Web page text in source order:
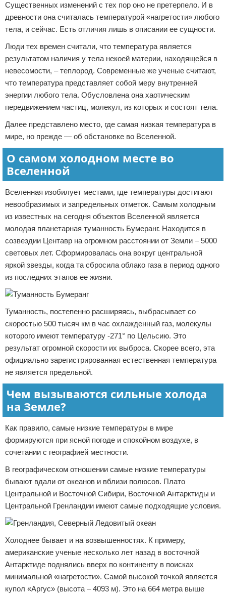
Существенных изменений с тех пор оно не претерпело. И в
древности она считалась температурой «нагретости» любого
тела, и сейчас. Есть отличия лишь в описании ее сущности.
Люди тех времен считали, что температура является
результатом наличия у тела некоей материи, находящейся в
невесомости, – теплород. Современные же ученые считают,
что температура представляет собой меру внутренней
энергии любого тела. Обусловлена она хаотическим
передвижением частиц, молекул, из которых и состоят тела.
Далее представлено место, где самая низкая температура в
мире, но прежде — об обстановке во Вселенной.
О самом холодном месте во
Вселенной
Вселенная изобилует местами, где температуры достигают
невообразимых и запредельных отметок. Самым холодным
из известных на сегодня объектов Вселенной является
молодая планетарная туманность Бумеранг. Находится в
созвездии Центавр на огромном расстоянии от Земли – 5000
световых лет. Сформировалась она вокруг центральной
яркой звезды, когда та сбросила облако газа в период одного
из последних этапов ее жизни.
Туманность, постепенно расширяясь, выбрасывает со
скоростью 500 тысяч км в час охлажденный газ, молекулы
которого имеют температуру -271° по Цельсию. Это
результат огромной скорости их выброса. Скорее всего, эта
официально зарегистрированная естественная температура
не является предельной.
Чем вызываются сильные холода
на Земле?
Как правило, самые низкие температуры в мире
формируются при ясной погоде и спокойном воздухе, в
сочетании с географией местности.
В географическом отношении самые низкие температуры
бывают вдали от океанов и вблизи полюсов. Плато
Центральной и Восточной Сибири, Восточной Антарктиды и
Центральной Гренландии имеют самые подходящие условия.
Холоднее бывает и на возвышенностях. К примеру,
американские ученые несколько лет назад в восточной
Антарктиде поднялись вверх по континенту в поисках
минимальной «нагретости». Самой высокой точкой является
купол «Аргус» (высота – 4093 м). Это на 664 метра выше